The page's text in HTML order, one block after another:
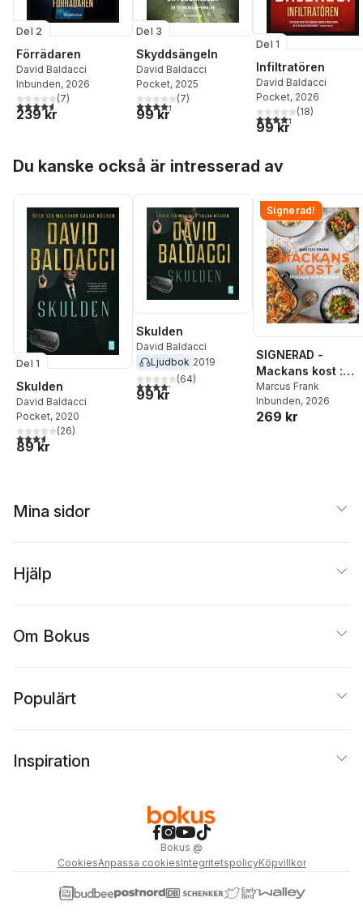
Del 2
Förrädaren
David Baldacci
Inbunden, 2026
4,6utav 5 stjärnor. Totalt antal röster:
(7)
239 kr
Del 3
Skyddsängeln
David Baldacci
Pocket, 2025
4,3utav 5 stjärnor. Totalt antal röster:
(7)
99 kr
Del 1
Infiltratören
David Baldacci
Pocket, 2026
4,3utav 5 stjärnor.
(18)
99 kr
Du kanske också är intresserad av
Del 1
Skulden
David Baldacci
Pocket, 2020
3,6utav 5 stjärnor. Totalt antal röster:
(26)
89 kr
Skulden
David Baldacci
Ljudbok 2019
4,2utav 5 stjärnor. Totalt antal röster:
(64)
99 kr
Signerad!
SIGNERAD -
Mackans kost :
Middagar och
matlådor
Marcus Frank
Inbunden, 2026
269 kr
Mina sidor
Hjälp
Om Bokus
Populärt
Inspiration
Bokus @
CookiesAnpassa cookiesIntegritetspolicyKöpvillkor